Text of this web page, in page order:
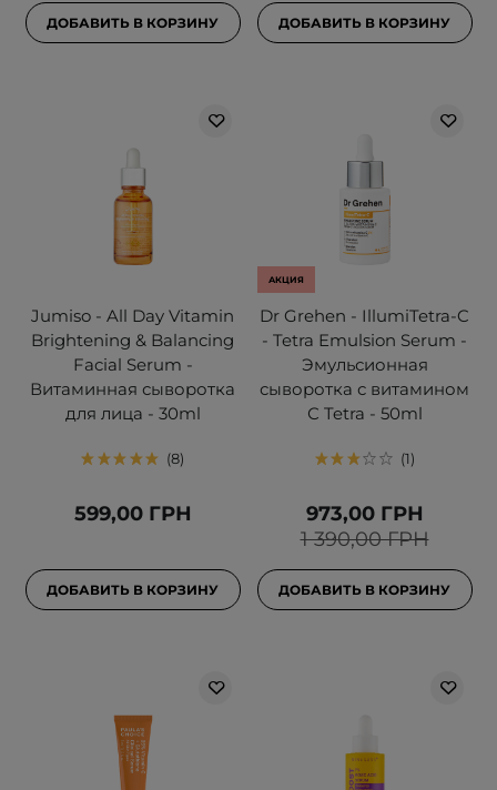
ДОБАВИТЬ В КОРЗИНУ ДОБАВИТЬ В КОРЗИНУ
Jumiso - All Day Vitamin
Brightening & Balancing
Facial Serum -
Витаминная сыворотка
для лица - 30ml
8
599,00 ГРН
ДОБАВИТЬ В КОРЗИНУ
АКЦИЯ
Dr Grehen - IllumiTetra-C
- Tetra Emulsion Serum -
Эмульсионная
сыворотка с витамином
С Tetra - 50ml
1
1 390,00 ГРН
973,00 ГРН
ДОБАВИТЬ В КОРЗИНУ